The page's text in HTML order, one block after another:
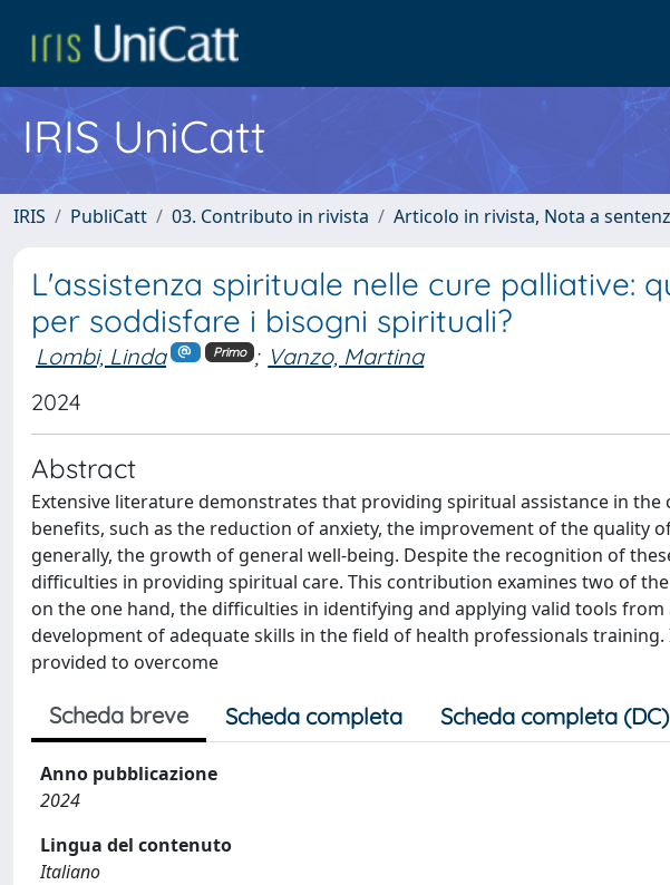
IRIS UniCatt
IRIS PubliCatt 03. Contributo in rivista Articolo in rivista, Nota a
L'assistenza spirituale nelle cure palliative:
per soddisfare i bisogni spirituali?
Lombi, Linda Primo ; Vanzo, Martina
2024
Abstract
Extensive literature demonstrates that providing spiritual assistance in
benefits, such as the reduction of anxiety, the improvement of the quality
generally, the growth of general well-being. Despite the recognition of
difficulties in providing spiritual care. This contribution examines two of
on the one hand, the difficulties in identifying and applying valid tools
development of adequate skills in the field of health professionals
provided to overcome
Scheda breve Scheda completa Scheda completa (DC)
Anno pubblicazione
2024
Lingua del contenuto
Italiano